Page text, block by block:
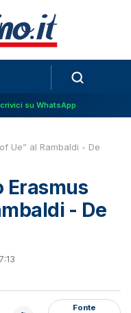
su WhatsApp
Ue” al Rambaldi - De
Erasmus
- De
Fonte